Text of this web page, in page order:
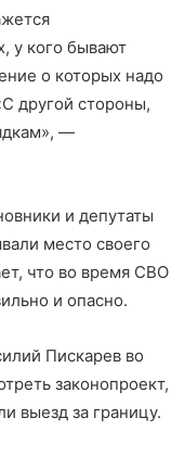
у кого бывают
о которых надо
другой стороны,
—
и депутаты
место своего
что во время СВО
и опасно.
Пискарев во
законопроект,
выезд за границу.